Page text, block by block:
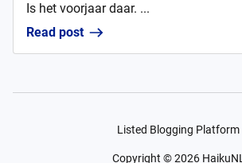
Is het voorjaar daar. ...
Read post
Listed Blogging Platform
Copyright ©2026 HaikuNL